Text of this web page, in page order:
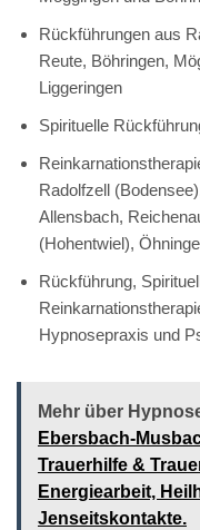
Rückführungen aus
Reute, Böhringen,
Liggeringen
Spirituelle
Radolfzell
Allensbach,
(Hohentwiel),
Rückführung,
Hypnosepraxis und
Mehr über
Ebersbach-
Trauerhilfe &
Energiearbeit,
Jenseitskontakte.